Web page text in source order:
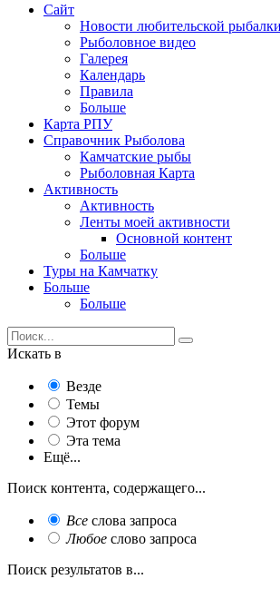
Сайт
Новости любительской рыбалки
Рыболовное видео
Галерея
Календарь
Правила
Больше
Карта РПУ
Справочник Рыболова
Камчатские рыбы
Рыболовная Карта
Активность
Активность
Ленты моей активности
Основной контент
Больше
Туры на Камчатку
Больше
Больше
Искать в
Везде
Темы
Этот форум
Эта тема
Ещё...
Поиск контента, содержащего...
Все слова запроса
Любое слово запроса
Поиск результатов в...